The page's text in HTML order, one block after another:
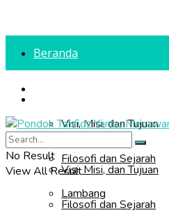
Beranda
Visi, Misi, dan Tujuan
Filosofi dan Sejarah
Lambang
Profil Sekolah
Visi, Misi, dan Tujuan
Filosofi dan Sejarah
No Result
View All Result